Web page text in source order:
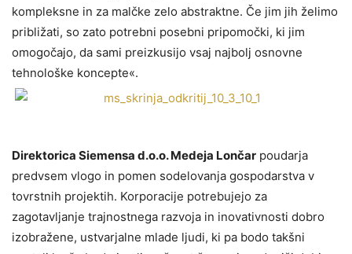
kompleksne in za malčke zelo abstraktne. Če jim jih želimo
približati, so zato potrebni posebni pripomočki, ki jim
omogočajo, da sami preizkusijo vsaj najbolj osnovne
tehnološke koncepte«.
Direktorica Siemensa d.o.o. Medeja Lončar poudarja
predvsem vlogo in pomen sodelovanja gospodarstva v
tovrstnih projektih. Korporacije potrebujejo za
zagotavljanje trajnostnega razvoja in inovativnosti dobro
izobražene, ustvarjalne mlade ljudi, ki pa bodo takšni